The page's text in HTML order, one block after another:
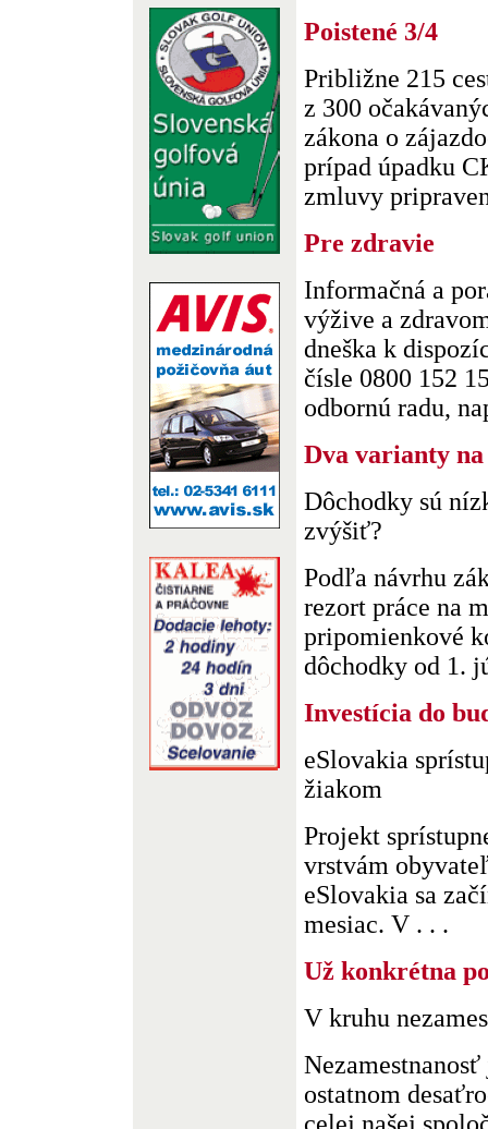
Poistené 3/4
Približne 215
z 300
zákona o
prípad úpadku
zmluvy
Pre zdravie
Informačná a
výžive a
dneška k
čísle 0800 152
odbornú radu,
Dva varianty
Dôchodky sú
zvýšiť?
Podľa návrhu
rezort práce na
pripomienkové
dôchodky od 1.
Investícia do
eSlovakia
žiakom
Projekt
vrstvám
eSlovakia sa
mesiac. V . . .
Už konkrétna
V kruhu
ostatnom